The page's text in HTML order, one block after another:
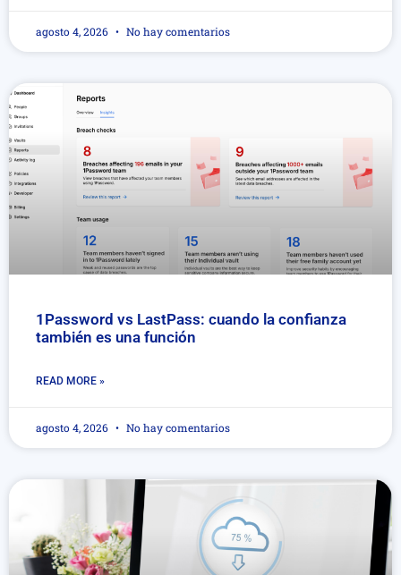
agosto 4, 2026 No hay comentarios
1Password vs LastPass: cuando la confianza
también es una función
READ MORE »
agosto 4, 2026 No hay comentarios